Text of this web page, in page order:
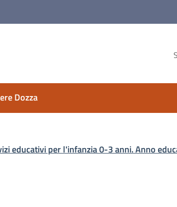
Dozza
educativi per l'infanzia 0-3 anni. Anno